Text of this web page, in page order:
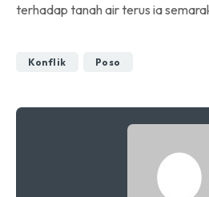
terhadap tanah air terus ia
Konflik Poso